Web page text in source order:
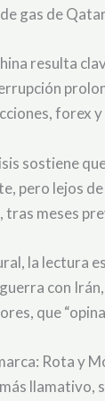
gas de
resulta
forex
sostiene
pero lejos
meses
la lectura
con
que
Rota y
llamativo,